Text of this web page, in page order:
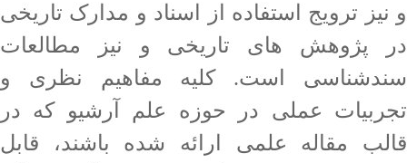
و نیز ترویج استفاده از اسناد و مدارک تاریخی
در پژوهش های تاریخی و نیز مطالعات
سندشناسی است. کلیه مفاهیم نظری و
تجربیات عملی در حوزه علم آرشیو که در
قالب مقاله علمی ارائه شده باشند، قابل